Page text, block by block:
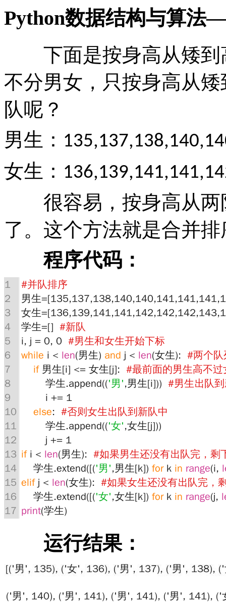
Python数据结构与算法
下面是按身高从矮到
不分男女，只按身高从
队呢？
男生：
女生：
很容易，按身高从两
了。这个方法就是合并
程序代码：
运行结果：